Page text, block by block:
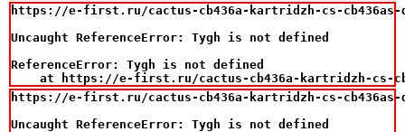
https://e-first.ru/cactus-cb436a-kartridzh-cs-cb436as-
Uncaught ReferenceError: Tygh is not defined
ReferenceError: Tygh is not defined
at https://e-first.ru/cactus-cb436a-kartridzh-
https://e-first.ru/cactus-cb436a-kartridzh-cs-cb436as-
Uncaught ReferenceError: Tygh is not defined